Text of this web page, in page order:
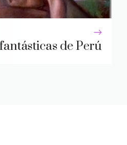
de Perú